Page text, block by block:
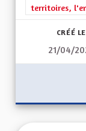
territoires,
CRÉÉ LE
21/04/